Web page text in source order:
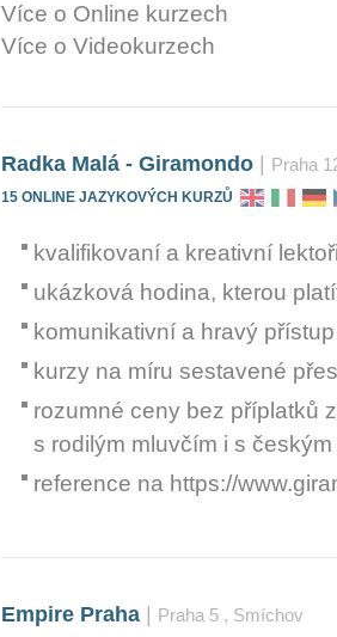
Více o Online kurzech
Více o Videokurzech
Radka Malá - Giramondo Praha
15 ONLINE JAZYKOVÝCH KURZŮ
kvalifikovaní a kreativní
ukázková hodina, kterou
komunikativní a hravý
kurzy na míru sestavené
rozumné ceny bez příplatků
s rodilým mluvčím i s
reference na https://
Empire Praha Praha 5 , Smíchov